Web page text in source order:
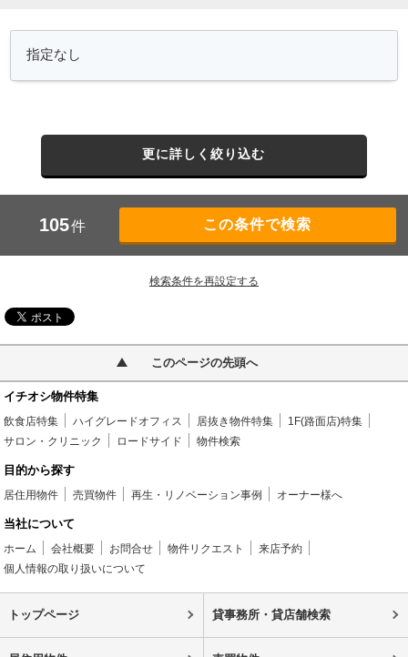
更に詳しく絞り込む
105件
検索条件を再設定する
このページの先頭へ
イチオシ物件特集
飲食店特集 ハイグレードオフィス 居抜き物件特集
1F(路面店)特集
サロン・クリニック
ロードサイド 物件検索
目的から探す
居住用物件 売買物件 再生・リノベーション事例 オーナー様へ
当社について
ホーム 会社概要 お問合せ 物件リクエスト
来店予約
個人情報の取り扱いについて
トップページ 貸事務所・貸店舗検索